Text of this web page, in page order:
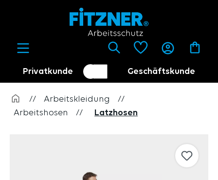
Privatkunde
Kundenumschalter
Geschäftskunde
Händler
// Arbeitskleidung
//
Arbeitshosen
// Latzhosen